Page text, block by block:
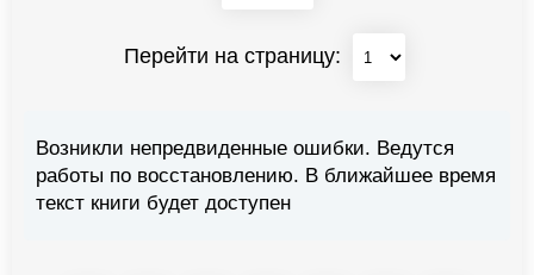
Перейти на страницу:
Возникли непредвиденные ошибки. Ведутся
работы по восстановлению. В ближайшее время
текст книги будет доступен